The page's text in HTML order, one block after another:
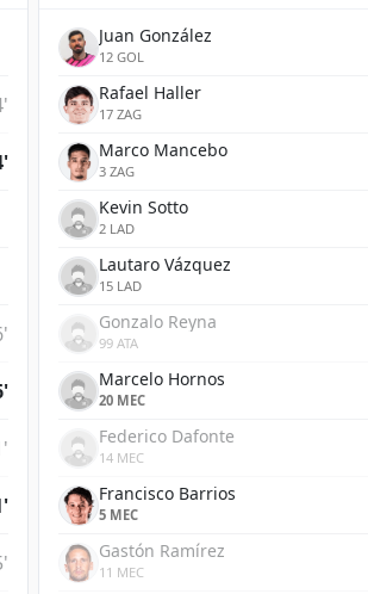
Juan González
12 GOL
Rafael Haller
17 ZAG
Marco Mancebo
3 ZAG
Kevin Sotto
2 LAD
Lautaro Vázquez
15 LAD
Gonzalo Reyna
99 ATA
Marcelo Hornos
20 MEC
Federico Dafonte
14 MEC
Francisco Barrios
5 MEC
Gastón Ramírez
11 MEC